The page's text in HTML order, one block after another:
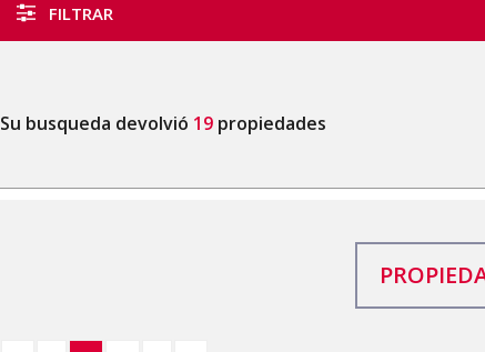
FILTRAR
Su busqueda devolvió 19 propiedades